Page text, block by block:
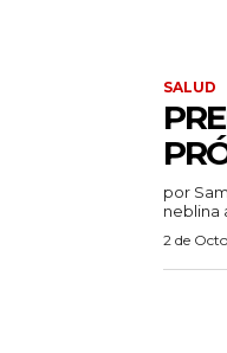
SALUD
por Samantha
neblina
2 de